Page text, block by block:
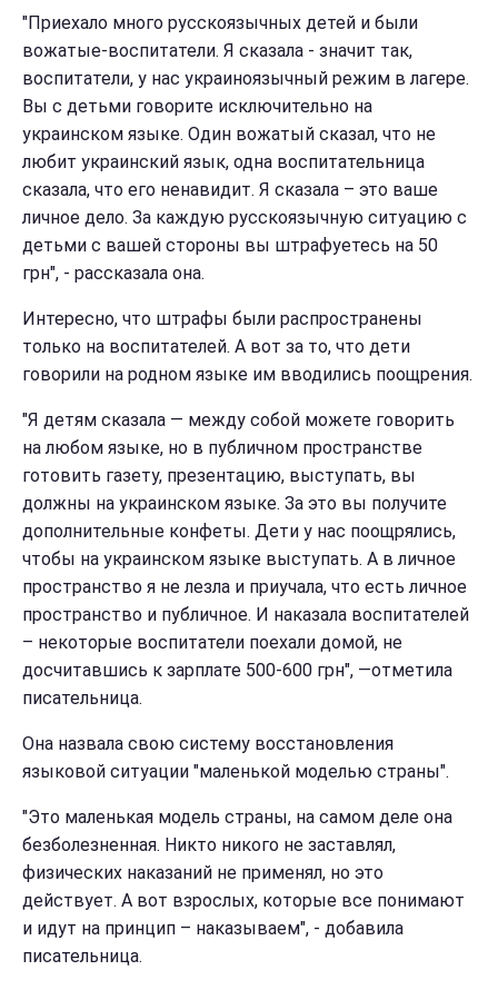
"Приехало много русскоязычных детей и были
вожатые-воспитатели. Я сказала - значит так,
воспитатели, у нас украиноязычный режим в лагере.
Вы с детьми говорите исключительно на
украинском языке. Один вожатый сказал, что не
любит украинский язык, одна воспитательница
сказала, что его ненавидит. Я сказала – это ваше
личное дело. За каждую русскоязычную ситуацию с
детьми с вашей стороны вы штрафуетесь на 50
грн", - рассказала она.
Интересно, что штрафы были распространены
только на воспитателей. А вот за то, что дети
говорили на родном языке им вводились поощрения.
"Я детям сказала — между собой можете говорить
на любом языке, но в публичном пространстве
готовить газету, презентацию, выступать, вы
должны на украинском языке. За это вы получите
дополнительные конфеты. Дети у нас поощрялись,
чтобы на украинском языке выступать. А в личное
пространство я не лезла и приучала, что есть личное
пространство и публичное. И наказала воспитателей
– некоторые воспитатели поехали домой, не
досчитавшись к зарплате 500-600 грн", —отметила
писательница.
Она назвала свою систему восстановления
языковой ситуации "маленькой моделью страны".
"Это маленькая модель страны, на самом деле она
безболезненная. Никто никого не заставлял,
физических наказаний не применял, но это
действует. А вот взрослых, которые все понимают
и идут на принцип – наказываем", - добавила
писательница.